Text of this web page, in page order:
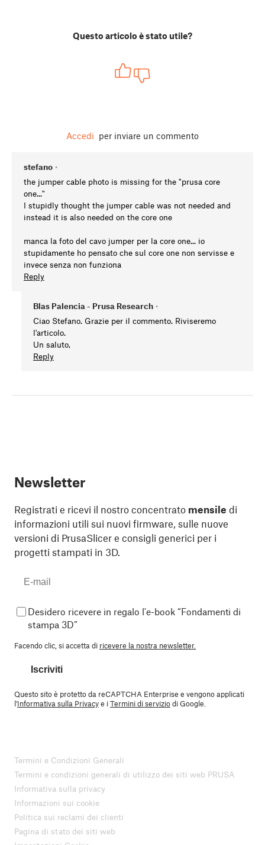
Questo articolo è stato utile?
Accedi per inviare un commento
stefano •
the jumper cable photo is missing for the "prusa core
one..."
I stupidly thought the jumper cable was not needed and
instead it is also needed on the core one
manca la foto del cavo jumper per la core one... io
stupidamente ho pensato che sul core one non servisse e
invece senza non funziona
Reply
Blas Palencia - Prusa Research •
Ciao Stefano. Grazie per il commento. Riviseremo
l'articolo.
Un saluto,
Reply
Newsletter
Registrati e ricevi il nostro concentrato mensile di
informazioni utili sui nuovi firmware, sulle nuove
versioni di PrusaSlicer e consigli generici per i
progetti stampati in 3D.
Desidero ricevere in regalo l'e-book “Fondamenti di
stampa 3D”
Facendo clic, si accetta di ricevere la nostra newsletter.
Iscriviti
Questo sito è protetto da reCAPTCHA Enterprise e vengono applicati
l'Informativa sulla Privacye iTermini di serviziodi Google.
Termini e Condizioni Generali
Termini e condizioni generali di utilizzo dei siti web PRUSA
Informativa sulla privacy
Informazioni sui cookie
Politica sui reclami dei clienti
Pagina di stato dei siti web